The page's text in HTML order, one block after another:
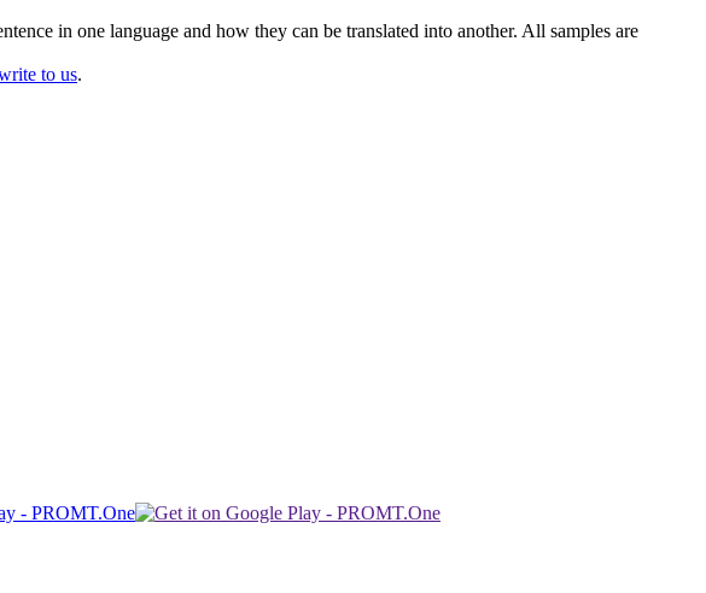
in one language and how they can be translated into another. All samples are
to us.